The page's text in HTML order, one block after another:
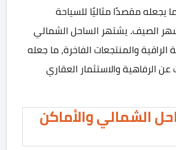
ما يجعله مقصدًا مثاليًا للسياحة
الصيف. يشتهر الساحل الشمالي
الراقية والمنتجعات الفاخرة، ما جعله
الرفاهية والاستثمار العقاري
الشمالي والأماكن